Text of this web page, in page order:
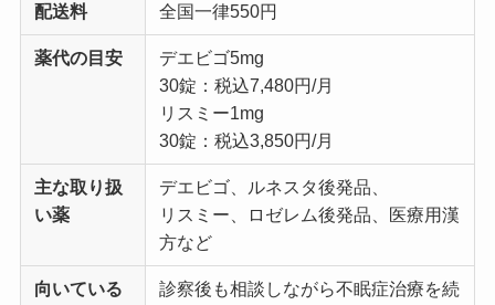
配送料 全国一律550円
薬代の目安
デエビゴ5mg
30錠：税込7,480円/月
リスミー1mg
30錠：税込3,850円/月
主な取り扱
い薬
デエビゴ、ルネスタ後発品、
リスミー、ロゼレム後発品、医療用漢
方など
向いている
診察後も相談しながら不眠症治療を続